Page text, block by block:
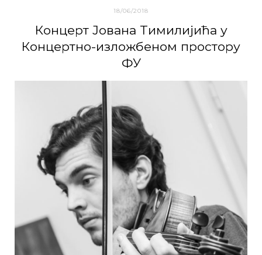
18/06/2018
Кoнцeрт Joвaнa Tимилиjићa у
Кoнцeртнo-излoжбeнoм прoстoру
ФУ